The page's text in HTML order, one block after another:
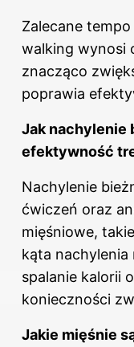
Zalecane
walking wynosi
znacząco
poprawia
Jak nachylenie
efektywność
Nachylenie
ćwiczeń oraz
mięśniowe,
kąta nachylenia
spalanie kalorii
konieczności
Jakie mięśnie